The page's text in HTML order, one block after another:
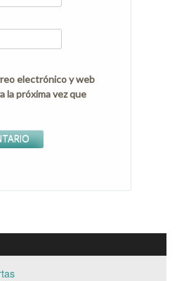
electrónico y web
la próxima vez que